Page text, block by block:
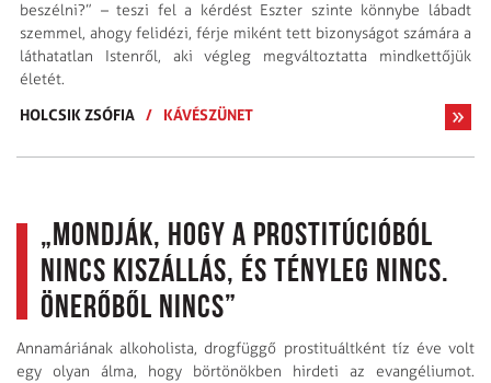
beszélni?” – teszi fel a kérdést Eszter szinte könnybe lábadt
szemmel, ahogy felidézi, férje miként tett bizonyságot számára a
láthatatlan Istenről, aki végleg megváltoztatta mindkettőjük
életét.
HOLCSIK ZSÓFIA / KÁVÉSZÜNET
„Mondják, hogy a prostitúcióból
nincs kiszállás, és tényleg nincs.
Önerőből nincs”
Annamáriának alkoholista, drogfüggő prostituáltként tíz éve volt
egy olyan álma, hogy börtönökben hirdeti az evangéliumot.